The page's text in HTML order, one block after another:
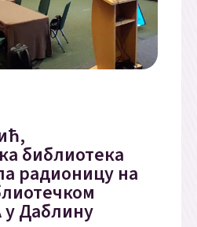
библиотека
радионицу на
у Даблину